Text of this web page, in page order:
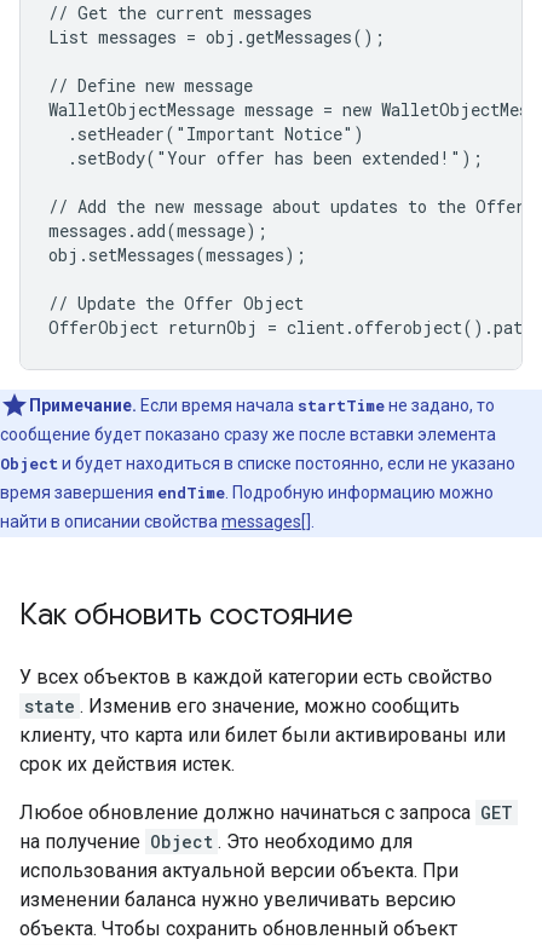
// Get the current messages
List messages = obj.getMessages();
// Define new message
WalletObjectMessage message = new
  .setHeader("Important Notice")
  .setBody("Your offer has been extended!");
// Add the new message about updates to the Offer
messages.add(message);
obj.setMessages(messages);
// Update the Offer Object
OfferObject returnObj =
Примечание. Если время начала startTimeне задано, то
сообщение будет показано сразу же после вставки элемента
Object и будет находиться в списке постоянно, если не указано
время завершения endTime . Подробную информацию можно
найти в описании свойства messages[]
Как обновить состояние
У всех объектов в каждой категории есть свойство
state . Изменив его значение, можно сообщить
клиенту, что карта или билет были активированы или
срок их действия истек.
Любое обновление должно начинаться с запроса GET
на получение Object . Это необходимо для
использования актуальной версии объекта. При
изменении баланса нужно увеличивать версию
объекта. Чтобы сохранить обновленный объект